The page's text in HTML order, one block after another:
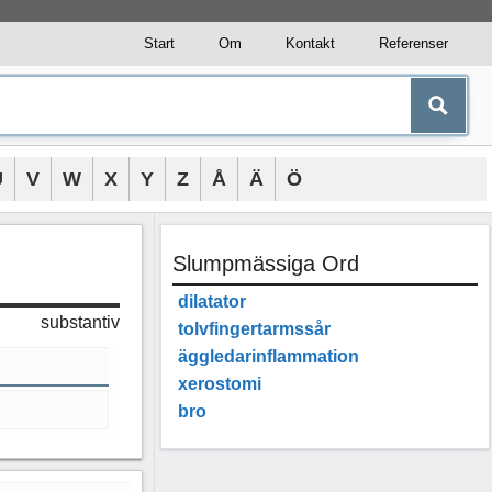
Start Om Kontakt Referenser
V W X Y Z Å Ä Ö
substantiv
Slumpmässiga Ord
dilatator
tolvfingertarmssår
äggledarinflammation
xerostomi
bro